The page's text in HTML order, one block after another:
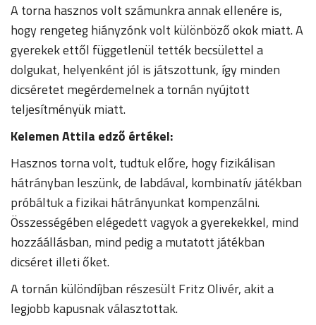
A torna hasznos volt számunkra annak ellenére is,
hogy rengeteg hiányzónk volt különböző okok miatt. A
gyerekek ettől függetlenül tették becsülettel a
dolgukat, helyenként jól is játszottunk, így minden
dicséretet megérdemelnek a tornán nyújtott
teljesítményük miatt.
Kelemen Attila edző értékel:
Hasznos torna volt, tudtuk előre, hogy fizikálisan
hátrányban leszünk, de labdával, kombinatív játékban
próbáltuk a fizikai hátrányunkat kompenzálni.
Összességében elégedett vagyok a gyerekekkel, mind
hozzáállásban, mind pedig a mutatott játékban
dicséret illeti őket.
A tornán különdíjban részesült Fritz Olivér, akit a
legjobb kapusnak választottak.